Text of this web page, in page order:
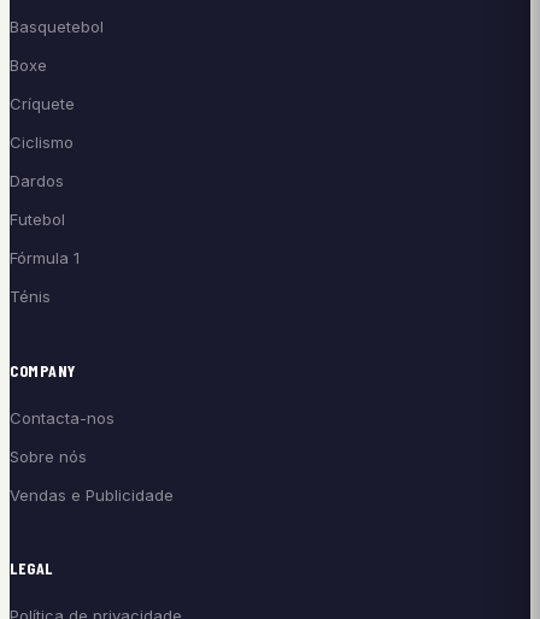
Basquetebol
Boxe
Críquete
Ciclismo
Dardos
Futebol
Fórmula 1
Ténis
COMPANY
Contacta-nos
Sobre nós
Vendas e Publicidade
LEGAL